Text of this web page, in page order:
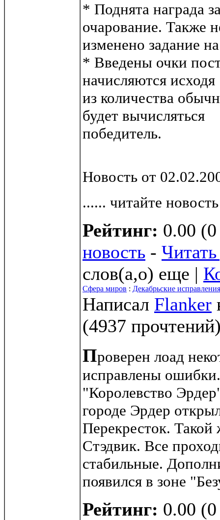
* Поднята награда
очарование. Также
изменено задание
* Введены очки
начисляются исходя
из количества
будет вычисляться
победитель.
Новость от
...... читайте
Рейтинг: 0.00
новость -
слов(а,о) еще |
Сфера миров : Декабрьские исправления
Написал Flanker
(4937 прочтений
Проверен лоад
исправлены
"Королевство
городе Эрдер
Перекресток. Такой
Стэдвик. Все
стабильные.
появился в зоне
Рейтинг: 0.00